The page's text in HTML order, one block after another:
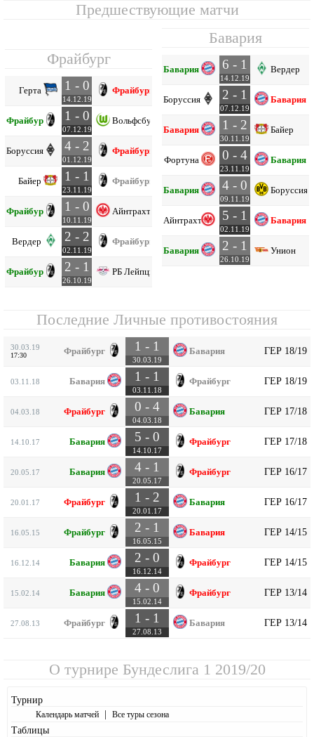
Предшествующие матчи
Фрайбург
Герта 1 - 0
14.12.19
Фрайбург
Фрайбург 1 - 0
07.12.19
Вольфсбург
Боруссия М 4 - 2
01.12.19
Фрайбург
Байер 1 - 1
23.11.19
Фрайбург
Фрайбург 1 - 0
10.11.19
Айнтрахт Ф
Вердер 2 - 2
02.11.19
Фрайбург
Фрайбург 2 - 1
26.10.19
РБ Лейпциг
Бавария
Бавария 6 - 1
14.12.19
Вердер
Боруссия М 2 - 1
07.12.19
Бавария
Бавария 1 - 2
30.11.19
Байер
Фортуна 0 - 4
23.11.19
Бавария
Бавария 4 - 0
09.11.19
Боруссия
Айнтрахт Ф 5 - 1
02.11.19
Бавария
Бавария 2 - 1
26.10.19
Унион
Последние Личные противостояния
30.03.19
17:30 Фрайбург 1 - 1
30.03.19
Бавария ГЕР 18/19
03.11.18 Бавария 1 - 1
03.11.18
Фрайбург ГЕР 18/19
04.03.18 Фрайбург 0 - 4
04.03.18
Бавария ГЕР 17/18
14.10.17 Бавария 5 - 0
14.10.17
Фрайбург ГЕР 17/18
20.05.17 Бавария 4 - 1
20.05.17
Фрайбург ГЕР 16/17
20.01.17 Фрайбург 1 - 2
20.01.17
Бавария ГЕР 16/17
16.05.15 Фрайбург 2 - 1
16.05.15
Бавария ГЕР 14/15
16.12.14 Бавария 2 - 0
16.12.14
Фрайбург ГЕР 14/15
15.02.14 Бавария 4 - 0
15.02.14
Фрайбург ГЕР 13/14
27.08.13 Фрайбург 1 - 1
27.08.13
Бавария ГЕР 13/14
О турнире Бундеслига 1 2019/20
Турнир
Календарь матчей | Все туры сезона
Таблицы